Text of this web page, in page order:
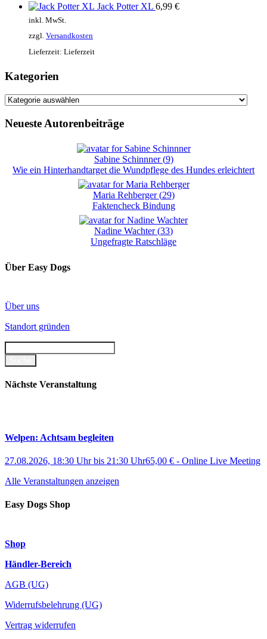
Jack Potter XL 6,99 €
inkl. MwSt.
zzgl. Versandkosten
Lieferzeit: Lieferzeit
Kategorien
Kategorien
Neueste Autorenbeiträge
Sabine Schinnner(9)
Wie ein Hinterhandtarget die Wundpflege des Hundes erleichtert
Maria Rehberger(29)
Faktencheck Bindung
Nadine Wachter(33)
Ungefragte Ratschläge
Über Easy Dogs
Über uns
Standort gründen
Nächste Veranstaltung
Welpen: Achtsam begleiten
27.08.2026, 18:30 Uhrbis 21:30 Uhr65,00 € - Online Live Meeting
Alle Veranstaltungen anzeigen
Easy Dogs Shop
Shop
Händler-Bereich
AGB (UG)
Widerrufsbelehrung (UG)
Vertrag widerrufen